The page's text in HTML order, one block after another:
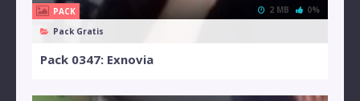
PACK
Pack Gratis
2 MB 0%
Pack 0347: Exnovia